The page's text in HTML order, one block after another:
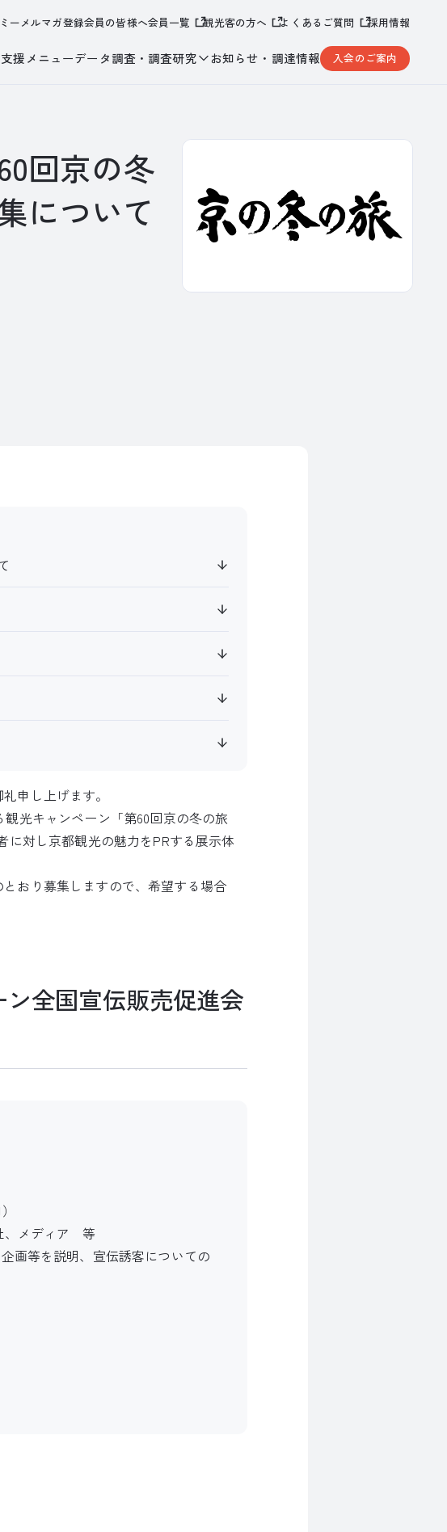
ーメルマガ登録会員の皆様へ会員一覧 観光客の方へ よくあるご質問 採用情報
支援メニューデータ調査・調査研究 お知らせ・調達情報 入会のご案内
回京の冬
について
申し上げます。
光キャンペーン「第60回京の冬の旅
に対し京都観光の魅力をPRする展示体
おり募集しますので、希望する場合
全国宣伝販売促進会
、メディア 等
画等を説明、宣伝誘客についての